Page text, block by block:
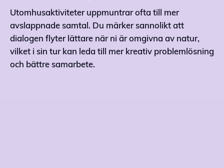
Utomhusaktiviteter uppmuntrar ofta till mer
avslappnade samtal. Du märker sannolikt att
dialogen flyter lättare när ni är omgivna av natur,
vilket i sin tur kan leda till mer kreativ problemlösning
och bättre samarbete.